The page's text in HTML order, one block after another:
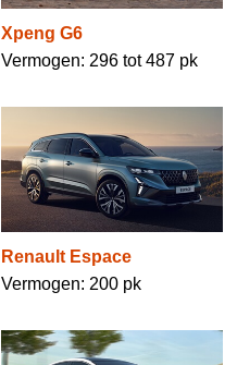
Xpeng G6
Vermogen: 296 tot 487 pk
Renault Espace
Vermogen: 200 pk